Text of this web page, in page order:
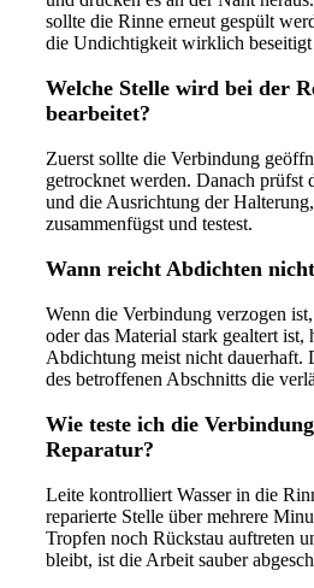
sollte die Rinne erneut gespült
die Undichtigkeit wirklich beseitigt
Welche Stelle wird bei der
bearbeitet?
Zuerst sollte die Verbindung
getrocknet werden. Danach prüfst
und die Ausrichtung der
zusammenfügst und testest.
Wann reicht Abdichten
Wenn die Verbindung verzogen
oder das Material stark gealtert ist,
Abdichtung meist nicht dauerhaft.
des betroffenen Abschnitts die
Wie teste ich die
Reparatur?
Leite kontrolliert Wasser in die
reparierte Stelle über mehrere
Tropfen noch Rückstau auftreten
bleibt, ist die Arbeit sauber